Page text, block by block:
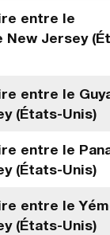
entre le
New Jersey
entre le
(États-Unis)
entre le
(États-Unis)
entre le
(États-Unis)